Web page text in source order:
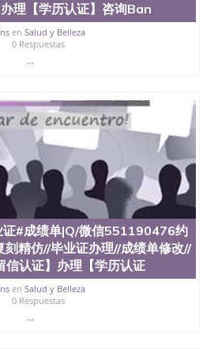
所使用的材料，尺寸大小，防伪
阴影底纹，钢印LOGO烫金烫
复合重叠。 文字图案浮雕，激光
感，复印防伪）都有原版本文凭
，成绩单，资格证，学生卡，结
读证明等相关材料）的版本更
掌握的海外学历文凭的样版，尺
伪技术等等，并在时间收集到
客户的需求。 我们的优势： 我
时，坚持较高性价比，通过品
为您倾情诠释什么是高性价比。
信:551190476 Q/微
业证成绩单、教育部认证,录取通
国证明.
、仿制、成绩单文凭、改成绩、
、毕业证、成绩单、文凭、学历
证假学历书制作、假制作、办
办理【学历认证】咨询Ban
en Salud y Belleza
0 Respuestas
...
证#成绩单|Q/微信551190476约
精仿//毕业证办理//成绩单修改//
信认证】办理【学历认证
en Salud y Belleza
0 Respuestas
...